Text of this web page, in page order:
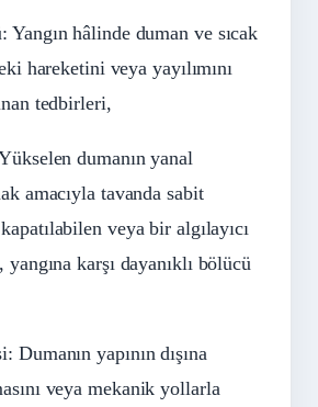
hâlinde duman ve sıcak
hareketini veya yayılımını
tedbirleri,
dumanın yanal
amacıyla tavanda sabit
veya bir algılayıcı
yangına karşı dayanıklı bölücü
yapının dışına
veya mekanik yollarla